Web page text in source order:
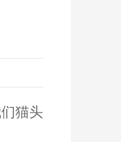
猫头